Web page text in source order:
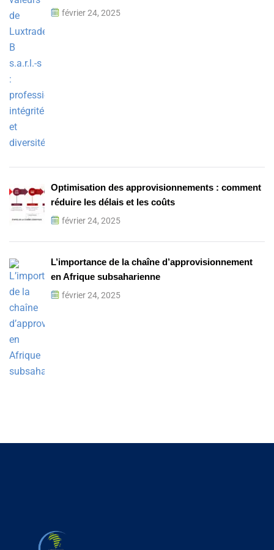
février 24, 2025
Optimisation des approvisionnements : comment
réduire les délais et les coûts
février 24, 2025
L’importance de la chaîne d’approvisionnement
en Afrique subsaharienne
février 24, 2025